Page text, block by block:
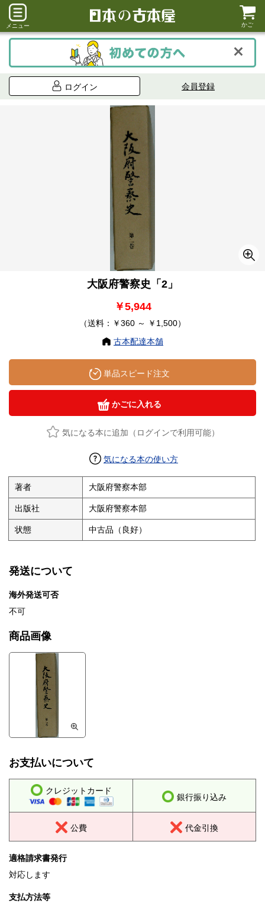
メニュー かご
ログイン 会員登録
大阪府警察史「2」
￥5,944
（送料：￥360 ～ ￥1,500）
古本配達本舗
単品スピード注文
かごに入れる
気になる本に追加（ログインで利用可能）
気になる本の使い方
著者 大阪府警察本部
出版社 大阪府警察本部
状態 中古品（良好）
発送について
海外発送可否
不可
商品画像
お支払いについて
クレジットカード
銀行振り込み
公費 代金引換
適格請求書発行
対応します
支払方法等